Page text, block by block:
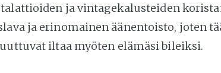
ja vintagekalusteiden
ja erinomainen äänentoisto, joten
iltaa myöten elämäsi bileiksi.